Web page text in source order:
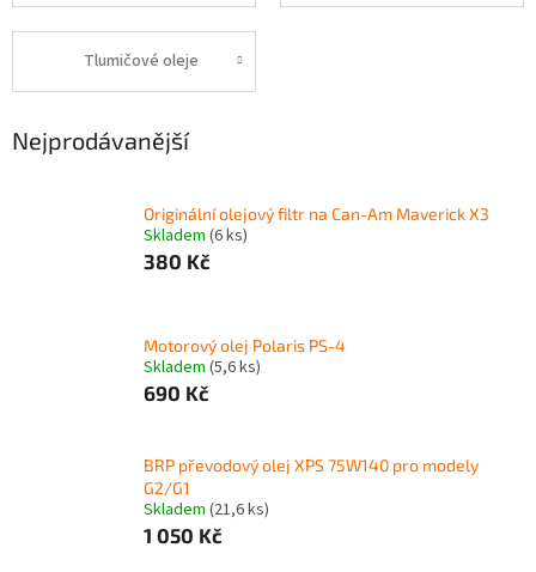
Tlumičové oleje
Nejprodávanější
Originální olejový filtr na Can-Am Maverick X3
Skladem (6 ks)
380 Kč
Motorový olej Polaris PS-4
Skladem (5,6 ks)
690 Kč
BRP převodový olej XPS 75W140 pro modely
G2/G1
Skladem (21,6 ks)
1 050 Kč